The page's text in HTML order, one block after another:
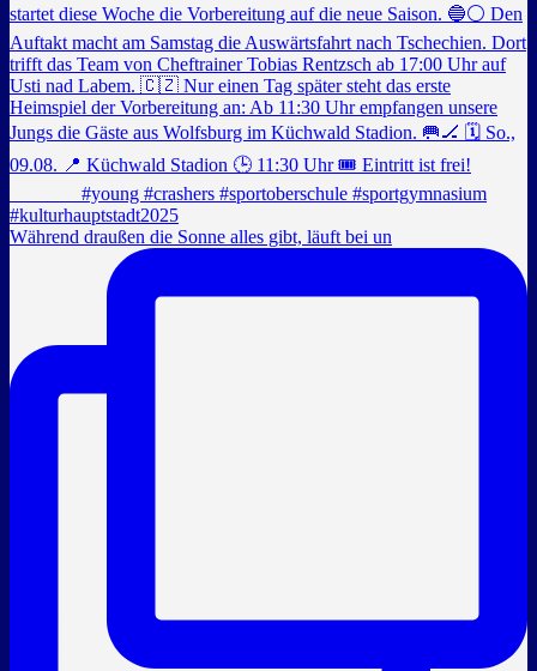
Während draußen die Sonne alles gibt, läuft bei un